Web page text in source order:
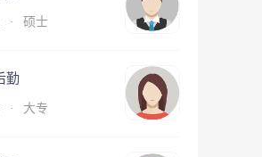
· 硕士
勤
· 大专